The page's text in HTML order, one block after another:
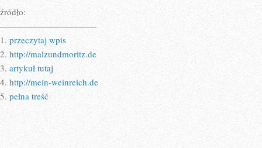
źródło:
———————————
1. przeczytaj wpis
2. http://malzundmoritz.de
3. artykuł tutaj
4. http://mein-weinreich.de
5. pełna treść